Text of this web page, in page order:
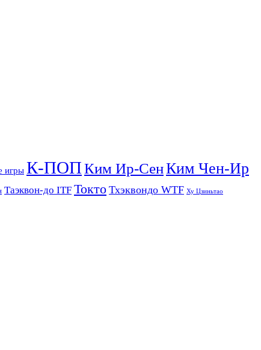
игры К-ПОПКим Ир-СенКим Чен-Ир
Таэквон-до ITF Токто Тхэквондо WTF Ху Цзиньтао